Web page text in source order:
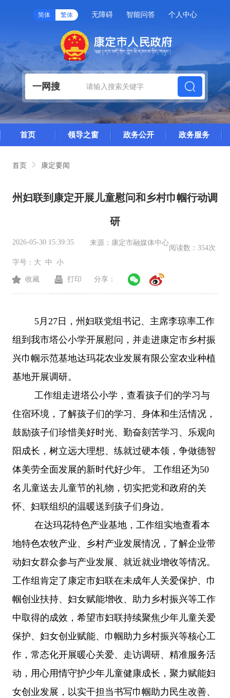
简体 繁体 无障碍 智能问答 个人中心
一网搜
首页 领导之窗 政务公开 政务服务
首页 康定要闻
州妇联到康定开展儿童慰问和乡村巾帼行动调
研
2026-05-30 15:39:35 来源： 康定市融媒体中心
阅读数： 354次
字号： 大 中 小
收藏 打印 分享：
5月27日，州妇联党组书记、主席李琼率工作
组到我市塔公小学开展慰问，并走进康定市乡村振
兴巾帼示范基地达玛花农业发展有限公室农业种植
基地开展调研。
工作组走进塔公小学，查看孩子们的学习与
住宿环境，了解孩子们的学习、身体和生活情况，
鼓励孩子们珍惜美好时光、勤奋刻苦学习、乐观向
阳成长，树立远大理想、练就过硬本领，争做德智
体美劳全面发展的新时代好少年。
工作组还为50
名儿童送去儿童节的礼物，切实把党和政府的关
怀、妇联组织的温暖送到孩子们身边。
在达玛花特色产业基地，工作组实地查看本
地特色农牧产业、乡村产业发展情况，了解企业带
动妇女群众参与产业发展、就近就业增收等情况。
工作组肯定了康定市妇联在未成年人关爱保护、巾
帼创业扶持、妇女赋能增收、助力乡村振兴等工作
中取得的成效，希望市妇联持续聚焦少年儿童关爱
保护、妇女创业赋能、巾帼助力乡村振兴等核心工
作，常态化开展暖心关爱、走访调研、精准服务活
动，用心用情守护少年儿童健康成长，聚力赋能妇
女创业发展，以实干担当书写巾帼助力民生改善、